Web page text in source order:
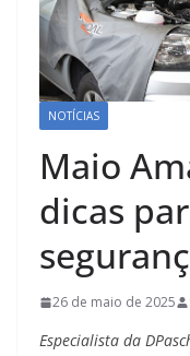
NOTÍCIAS
Maio
dicas
26 de maio de 2025
Especialista da